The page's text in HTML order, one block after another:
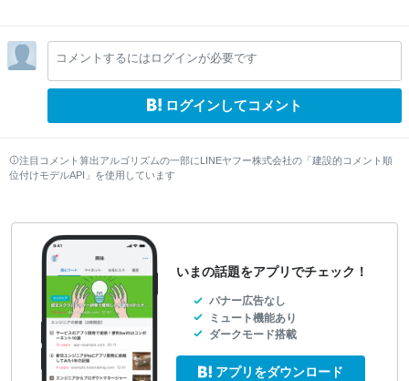
コメントするにはログインが必要です
ログインしてコメント
注目コメント算出アルゴリズムの一部にLINEヤフー株式会社の「建設的コメント順
位付けモデルAPI」を使用しています
いまの話題をアプリでチェック！
バナー広告なし
ミュート機能あり
ダークモード搭載
アプリをダウンロード